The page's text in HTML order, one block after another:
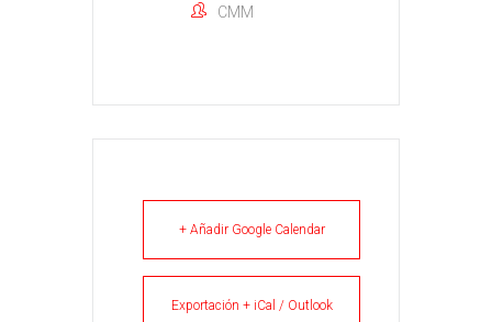
CMM
+ Añadir Google Calendar
Exportación + iCal / Outlook